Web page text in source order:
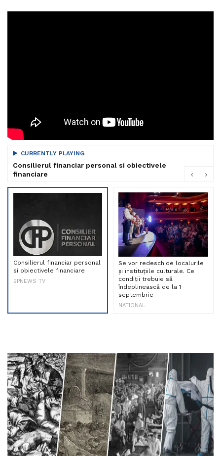
CURRENTLY PLAYING
Consilierul financiar personal si obiectivele
financiare
Consilierul financiar personal
si obiectivele financiare
BPNEWS TV
Se vor redeschide localurile
și instituțiile culturale. Ce
condiții trebuie să
îndeplinească de la 1
septembrie
NATIONAL